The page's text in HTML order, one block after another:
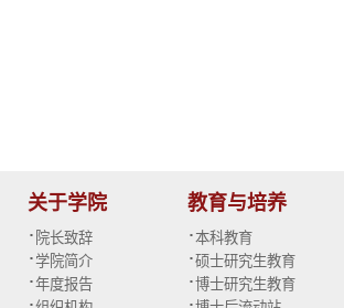
关于学院
· 院长致辞
·学院简介
·年度报告
教育与培养
·本科教育
·硕士研究生教育
·博士研究生教育